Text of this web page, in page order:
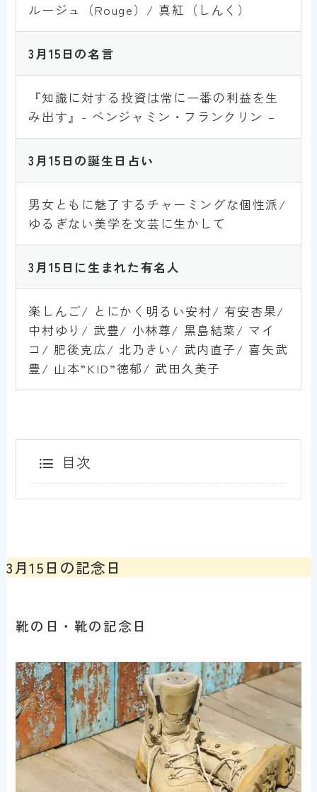
ルージュ（Rouge）/ 真紅（しんく）
3月15 日の名言
『知識に対する投資は常に一番の利益を生
み出す』- ベンジャミン・フランクリン –
3月15 日の誕生日占い
男女ともに魅了するチャーミングな個性派/
ゆるぎない美学を文芸に生かして
3月15 日に生まれた有名人
楽しんご/ とにかく明るい安村/ 有安杏果/
中村ゆり/ 武豊/ 小林尊/ 黒島結菜/ マイ
コ/ 肥後克広/ 北乃きい/ 武内直子/ 喜矢武
豊/ 山本”KID”徳郁/ 武田久美子
目次
3月15日の記念日
靴の日・靴の記念日